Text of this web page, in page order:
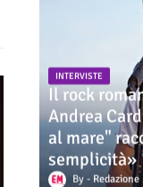
INTERVISTE
Il rock
Andrea
al mare"
semplicità»
Redazione